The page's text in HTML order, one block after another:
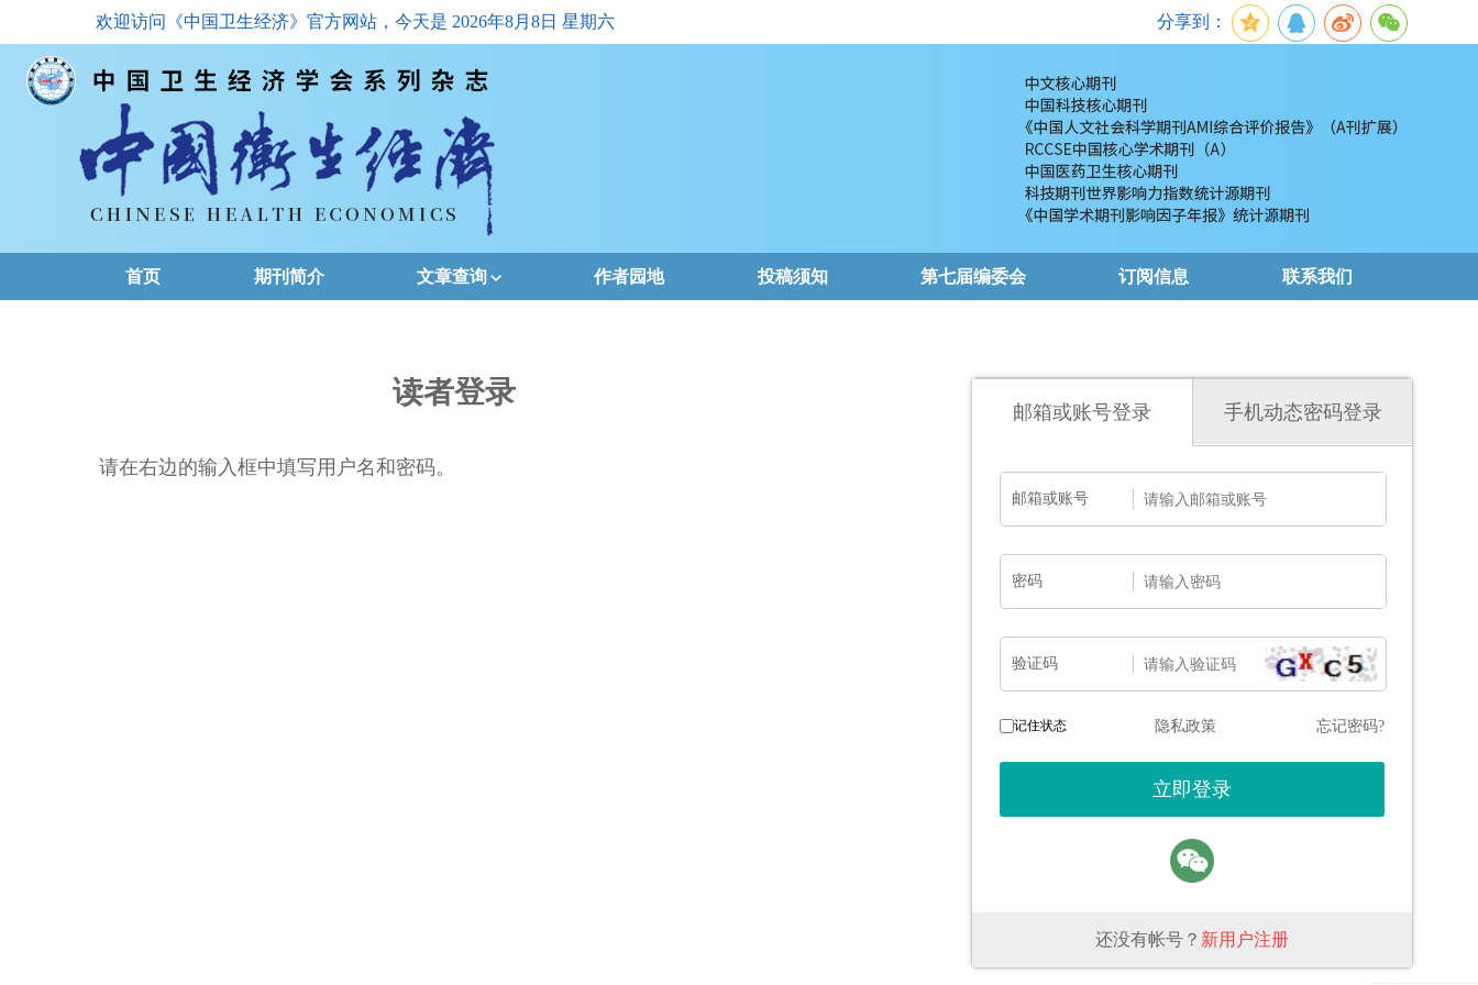
欢迎访问《中国卫生经济》官方网站，今天是 2026年8月8日 星期六 分享到：
首页 期刊简介 文章查询
下载排名
作者园地 投稿须知 第七届编委会 订阅信息 联系我们
读者登录
请在右边的输入框中填写用户名和密码。
邮箱或账号登录 手机动态密码登录
邮箱或账号
密码
验证码
记住状态 隐私政策 忘记密码?
还没有帐号？ 新用户注册